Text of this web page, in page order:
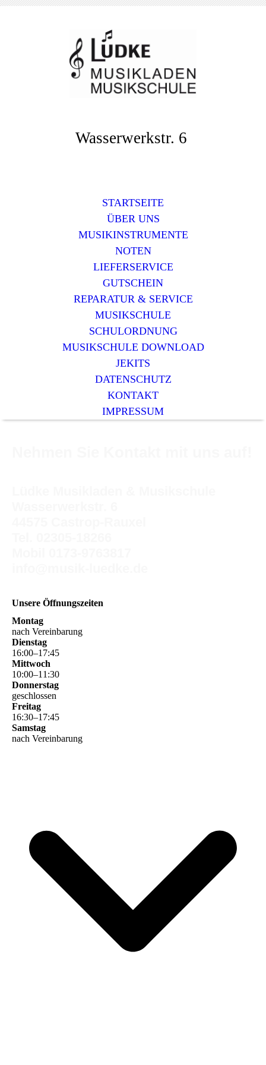
Wasserwerkstr. 6
STARTSEITE
ÜBER UNS
MUSIKINSTRUMENTE
NOTEN
LIEFERSERVICE
GUTSCHEIN
REPARATUR & SERVICE
MUSIKSCHULE
SCHULORDNUNG
MUSIKSCHULE DOWNLOAD
JEKITS
DATENSCHUTZ
KONTAKT
IMPRESSUM
Unsere Öffnungszeiten
Montag
nach Vereinbarung
Dienstag
16:00–17:45
Mittwoch
10:00–11 :30
Donnerstag
geschlossen
Freitag
16:30–17:45
Samstag
nach Vereinbarung